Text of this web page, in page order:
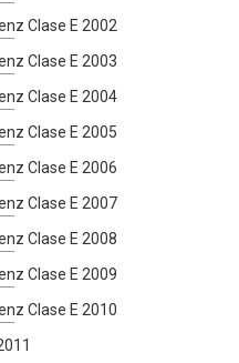
Clase E 2002
Clase E 2003
Clase E 2004
Clase E 2005
Clase E 2006
Clase E 2007
Clase E 2008
Clase E 2009
Clase E 2010